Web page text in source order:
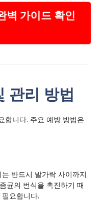
가이드 확인
관리 방법
합니다. 주요 예방 방법은
반드시 발가락 사이까지
균의 번식을 촉진하기 때
요합니다.